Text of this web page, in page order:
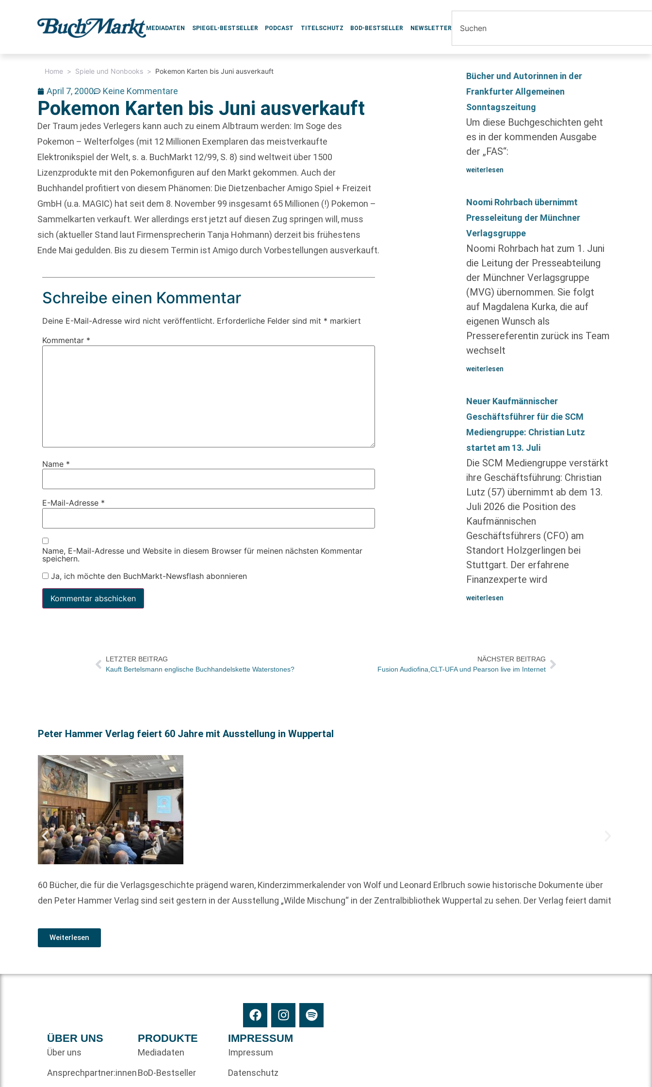
MEDIADATEN SPIEGEL-BESTSELLER PODCAST TITELSCHUTZ BOD-BESTSELLER NEWSLETTER
Home > Spiele und Nonbooks > Pokemon Karten bis Juni ausverkauft
April 7, 2000 Keine Kommentare
Pokemon Karten bis Juni ausverkauft
Der Traum jedes Verlegers kann auch zu einem Albtraum werden: Im Soge des
Pokemon – Welterfolges (mit 12 Millionen Exemplaren das meistverkaufte
Elektronikspiel der Welt, s. a. BuchMarkt 12/99, S. 8) sind weltweit über 1500
Lizenzprodukte mit den Pokemonfiguren auf den Markt gekommen. Auch der
Buchhandel profitiert von diesem Phänomen: Die Dietzenbacher Amigo Spiel + Freizeit
GmbH (u.a. MAGIC) hat seit dem 8. November 99 insgesamt 65 Millionen (!) Pokemon –
Sammelkarten verkauft. Wer allerdings erst jetzt auf diesen Zug springen will, muss
sich (aktueller Stand laut Firmensprecherin Tanja Hohmann) derzeit bis frühestens
Ende Mai gedulden. Bis zu diesem Termin ist Amigo durch Vorbestellungen ausverkauft.
Schreibe einen Kommentar
Deine E-Mail-Adresse wird nicht veröffentlicht. Erforderliche Felder sind mit * markiert
Kommentar *
Name *
E-Mail-Adresse *
Name, E-Mail-Adresse und Website in diesem Browser für meinen nächsten Kommentar
speichern.
Ja, ich möchte den BuchMarkt-Newsflash abonnieren
Bücher und Autorinnen in der
Frankfurter Allgemeinen
Sonntagszeitung
Um diese Buchgeschichten geht
es in der kommenden Ausgabe
der „FAS“:
weiterlesen
Noomi Rohrbach übernimmt
Presseleitung der Münchner
Verlagsgruppe
Noomi Rohrbach hat zum 1. Juni
die Leitung der Presseabteilung
der Münchner Verlagsgruppe
(MVG) übernommen. Sie folgt
auf Magdalena Kurka, die auf
eigenen Wunsch als
Pressereferentin zurück ins Team
wechselt
weiterlesen
Neuer Kaufmännischer
Geschäftsführer für die SCM
Mediengruppe: Christian Lutz
startet am 13. Juli
Die SCM Mediengruppe verstärkt
ihre Geschäftsführung: Christian
Lutz (57) übernimmt ab dem 13.
Juli 2026 die Position des
Kaufmännischen
Geschäftsführers (CFO) am
Standort Holzgerlingen bei
Stuttgart. Der erfahrene
Finanzexperte wird
weiterlesen
LETZTER BEITRAG
Kauft Bertelsmann englische Buchhandelskette Waterstones?
NÄCHSTER BEITRAG
Fusion Audiofina,CLT-UFA und Pearson live im Internet
Peter Hammer Verlag feiert 60 Jahre mit Ausstellung in Wuppertal
60 Bücher, die für die Verlagsgeschichte prägend waren, Kinderzimmerkalender von Wolf und Leonard Erlbruch sowie historische Dokumente über
den Peter Hammer Verlag sind seit gestern in der Ausstellung „Wilde Mischung“ in der Zentralbibliothek Wuppertal zu sehen. Der Verlag feiert damit
Weiterlesen
ÜBER UNS
Über uns
Ansprechpartner:innen
PRODUKTE
Mediadaten
BoD-Bestseller
IMPRESSUM
Impressum
Datenschutz